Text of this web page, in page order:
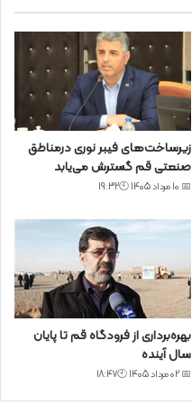
زیرساخت‌های فیبر نوری درمناطق
صنعتی قم گسترش می‌یابد
📅 10 مرداد 1405 🕙19:32
بهره‌برداری از فرودگاه قم تا پایان
سال آینده
📅 02 مرداد 1405 🕙18:47